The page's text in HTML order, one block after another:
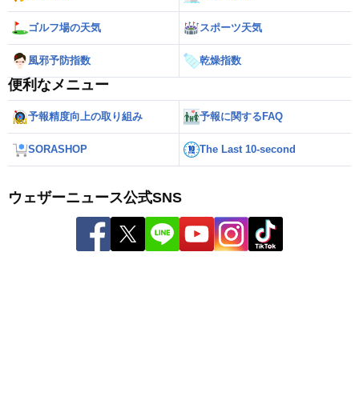
ゴルフ場の天気 スポーツ天気
風邪予防指数 乾燥指数
便利なメニュー
予報精度向上の取り組み 予報に関するFAQ
SORASHOP The Last 10-second
ウェザーニュース公式SNS